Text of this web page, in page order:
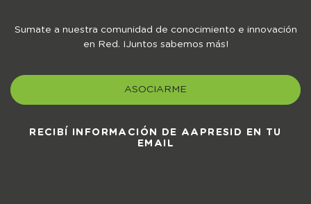
Sumate a nuestra comunidad de conocimiento e innovación
en Red. ¡Juntos sabemos más!
ASOCIARME
RECIBÍ INFORMACIÓN DE AAPRESID EN TU
EMAIL